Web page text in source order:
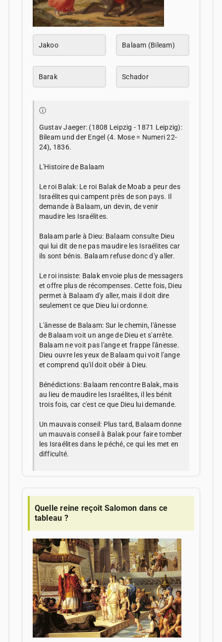
Jakoo Balaam (Bileam)
Barak Schador
ⓘ
Gustav Jaeger: (1808 Leipzig - 1871 Leipzig):
Bileam und der Engel (4. Mose = Numeri 22-
24), 1836.
L'Histoire de Balaam
Le roi Balak: Le roi Balak de Moab a peur des
Israélites qui campent près de son pays. Il
demande à Balaam, un devin, de venir
maudire les Israélites.
Balaam parle à Dieu: Balaam consulte Dieu
qui lui dit de ne pas maudire les Israélites car
ils sont bénis. Balaam refuse donc d'y aller.
Le roi insiste: Balak envoie plus de messagers
et offre plus de récompenses. Cette fois, Dieu
permet à Balaam d'y aller, mais il doit dire
seulement ce que Dieu lui ordonne.
L'ânesse de Balaam: Sur le chemin, l'ânesse
de Balaam voit un ange de Dieu et s'arrête.
Balaam ne voit pas l'ange et frappe l'ânesse.
Dieu ouvre les yeux de Balaam qui voit l'ange
et comprend qu'il doit obéir à Dieu.
Bénédictions: Balaam rencontre Balak, mais
au lieu de maudire les Israélites, il les bénit
trois fois, car c'est ce que Dieu lui demande.
Un mauvais conseil: Plus tard, Balaam donne
un mauvais conseil à Balak pour faire tomber
les Israélites dans le péché, ce qui les met en
difficulté.
Quelle reine reçoit Salomon dans ce
tableau ?